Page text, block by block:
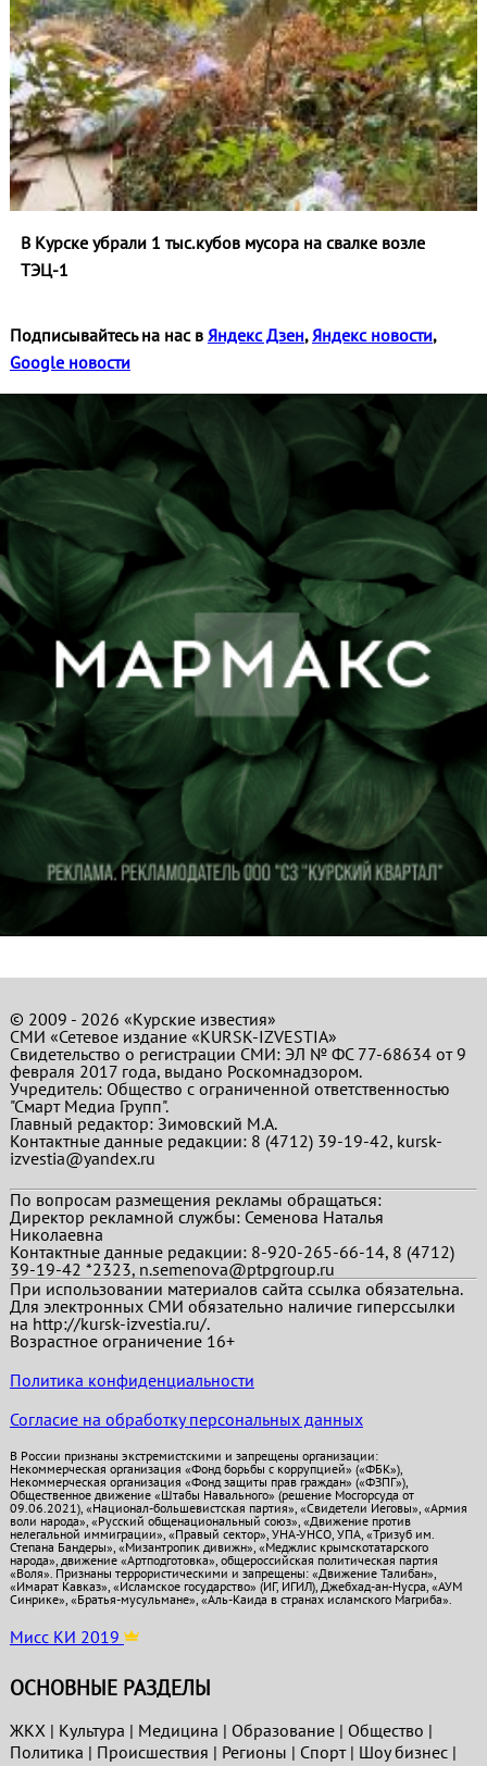
В Курске убрали 1 тыс.кубов мусора на свалке возле
ТЭЦ-1
Подписывайтесь на нас в Яндекс Дзен, Яндекс новости,
Google новости
© 2009 - 2026 «Курские известия»
СМИ «Сетевое издание «KURSK-IZVESTIA»
Свидетельство о регистрации СМИ: ЭЛ № ФС 77-68634 от 9
февраля 2017 года, выдано Роскомнадзором.
Учредитель: Общество с ограниченной ответственностью
"Смарт Медиа Групп".
Главный редактор:Зимовский М.А.
Контактные данные редакции: 8 (4712) 39-19-42, kursk-
izvestia@yandex.ru
По вопросам размещения рекламы обращаться:
Директор рекламной службы: Семенова Наталья
Николаевна
Контактные данные редакции: 8-920-265-66-14, 8 (4712)
39-19-42 *2323, n.semenova@ptpgroup.ru
При использовании материалов сайта ссылка обязательна.
Для электронных СМИ обязательно наличие гиперссылки
на http://kursk-izvestia.ru/.
Возрастное ограничение 16+
Политика конфиденциальности
Согласие на обработку персональных данных
В России признаны экстремистскими и запрещены организации:
Некоммерческая организация «Фонд борьбы с коррупцией» («ФБК»),
Некоммерческая организация «Фонд защиты прав граждан» («ФЗПГ»),
Общественное движение «Штабы Навального» (решение Мосгорсуда от
09.06.2021), «Национал-большевистская партия», «Свидетели Иеговы», «Армия
воли народа», «Русский общенациональный союз», «Движение против
нелегальной иммиграции», «Правый сектор», УНА-УНСО, УПА, «Тризуб им.
Степана Бандеры», «Мизантропик дивижн», «Меджлис крымскотатарского
народа», движение «Артподготовка», общероссийская политическая партия
«Воля». Признаны террористическими и запрещены: «Движение Талибан»,
«Имарат Кавказ», «Исламское государство» (ИГ, ИГИЛ), Джебхад-ан-Нусра, «АУМ
Синрике», «Братья-мусульмане», «Аль-Каида в странах исламского Магриба».
Мисс КИ 2019
ОСНОВНЫЕ РАЗДЕЛЫ
ЖКХ| Культура | Медицина | Образование| Общество |
Политика | Проиcшествия | Регионы | Спорт| Шоу бизнес|